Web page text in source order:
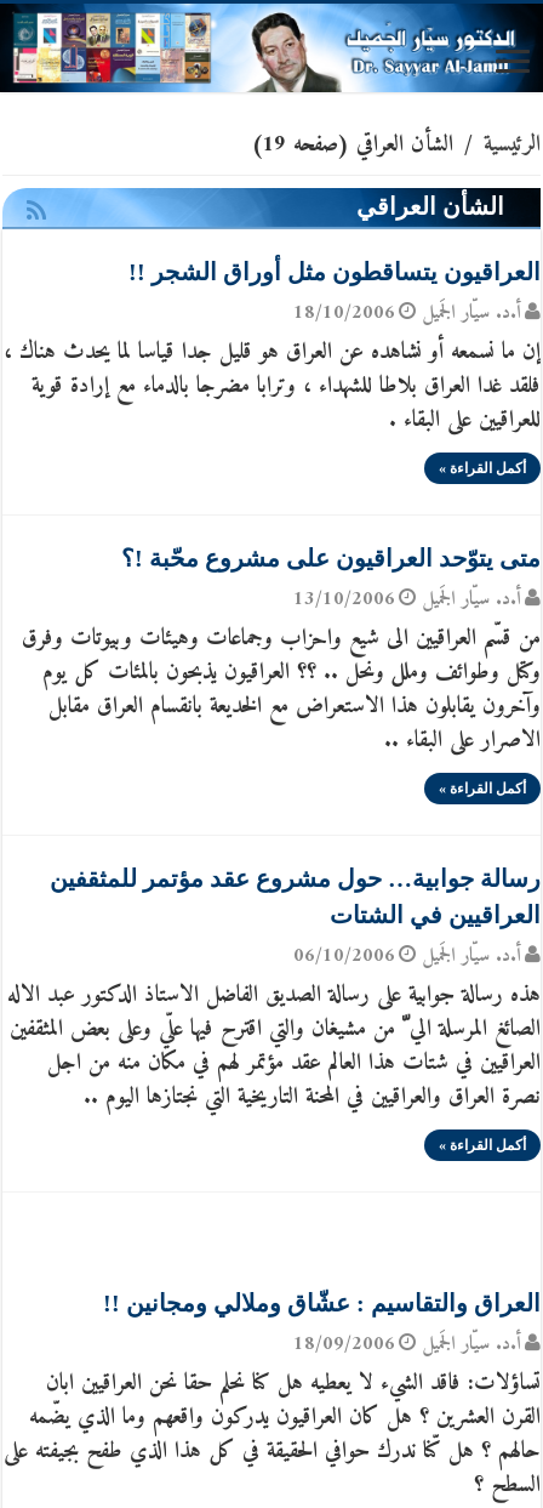
الرئيسية / الشأن العراقي (صفحه 19)
الشأن العراقي
العراقيون يتساقطون مثل أوراق الشجر !!
أ.د. سيّار الجَميل 18/10/2006
إن ما نسمعه أو نشاهده عن العراق هو قليل جدا قياسا لما يحدث هناك ،
فلقد غدا العراق بلاطا للشهداء ، وترابا مضرجا بالدماء مع إرادة قوية
للعراقيين على البقاء .
أكمل القراءة »
متى يتوّحد العراقيون على مشروع محّبة !؟
أ.د. سيّار الجَميل 13/10/2006
من قسّم العراقيين الى شيع واحزاب وجماعات وهيئات وبيوتات وفرق
وكتل وطوائف وملل ونحل .. ؟؟ العراقيون يذبحون بالمئات كل يوم
وآخرون يقابلون هذا الاستعراض مع الخديعة بانقسام العراق مقابل
الاصرار على البقاء ..
أكمل القراءة »
رسالة جوابية… حول مشروع عقد مؤتمر للمثقفين
العراقيين في الشتات
أ.د. سيّار الجَميل 06/10/2006
هذه رسالة جوابية على رسالة الصديق الفاضل الاستاذ الدكتور عبد الاله
الصائغ المرسلة الي ّ من مشيغان والتي اقترح فيها علّي وعلى بعض المثقفين
العراقيين في شتات هذا العالم عقد مؤتمر لهم في مكان منه من اجل
نصرة العراق والعراقيين في المحنة التاريخية التي نجتازها اليوم ..
أكمل القراءة »
العراق والتقاسيم : عشّاق وملالي ومجانين !!
أ.د. سيّار الجَميل 18/09/2006
تساؤلات: فاقد الشيء لا يعطيه هل كنا نحلم حقا نحن العراقيين ابان
القرن العشرين ؟ هل كان العراقيون يدركون واقعهم وما الذي يضّمه
حالهم ؟ هل كّنا ندرك حوافي الحقيقة في كل هذا الذي طفح بجيفته على
السطح ؟